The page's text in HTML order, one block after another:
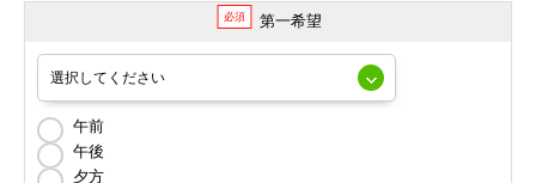
必須 第一希望
午前
午後
夕方